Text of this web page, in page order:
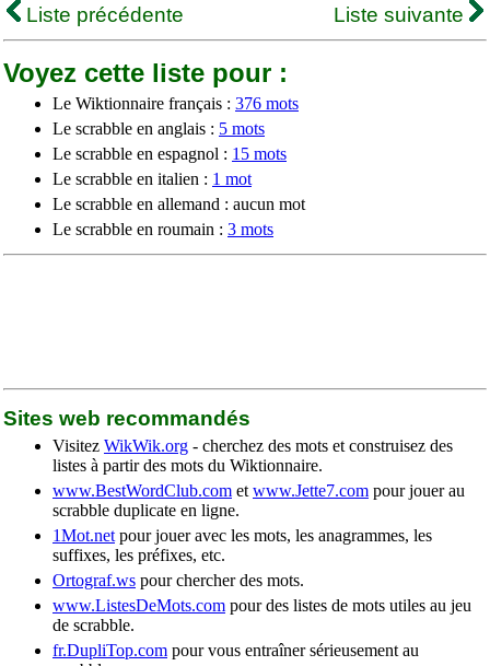
Liste précédente
Liste suivante
Voyez cette liste pour :
Le Wiktionnaire français : 376 mots
Le scrabble en anglais : 5 mots
Le scrabble en espagnol : 15 mots
Le scrabble en italien : 1 mot
Le scrabble en allemand : aucun mot
Le scrabble en roumain : 3 mots
Sites web recommandés
Visitez WikWik.org - cherchez des mots et construisez des
listes à partir des mots du Wiktionnaire.
www.BestWordClub.com et www.Jette7.com pour jouer au
scrabble duplicate en ligne.
1Mot.net pour jouer avec les mots, les anagrammes, les
suffixes, les préfixes, etc.
Ortograf.ws pour chercher des mots.
www.ListesDeMots.com pour des listes de mots utiles au jeu
de scrabble.
fr.DupliTop.com pour vous entraîner sérieusement au